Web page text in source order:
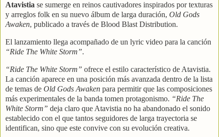
Atavistia se sumerge en reinos cautivadores inspirados por texturas
y arreglos folk en su nuevo álbum de larga duración, Old Gods
Awaken, publicado a través de Blood Blast Distribution.
El lanzamiento llega acompañado de un lyric video para la canción
“Ride The White Storm”.
“Ride The White Storm” ofrece el estilo característico de Atavistia.
La canción aparece en una posición más avanzada dentro de la lista
de temas de Old Gods Awaken para permitir que las composiciones
más experimentales de la banda tomen protagonismo. “Ride The
White Storm” deja claro que Atavistia no ha abandonado el sonido
establecido con el que tantos seguidores de larga trayectoria se
identifican, sino que este convive con su evolución creativa.